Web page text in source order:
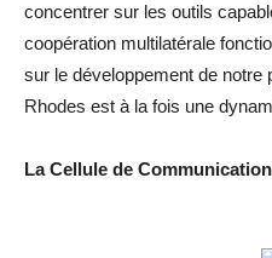
concentrer sur les outils
coopération multilatérale
sur le développement de notre
Rhodes est à la fois une
La Cellule de